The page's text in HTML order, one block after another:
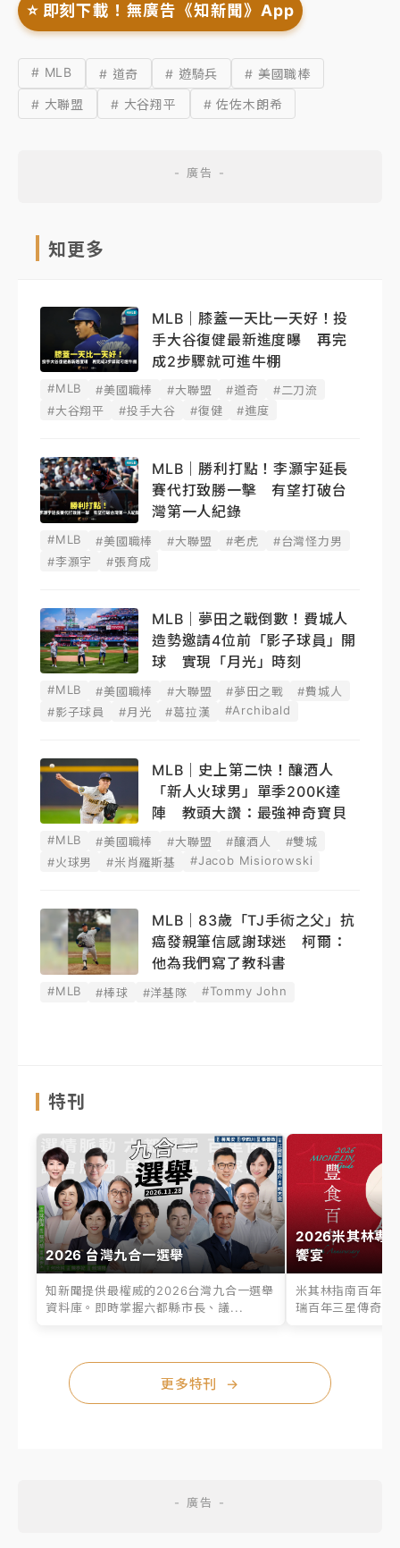
⭐️ 即刻下載！無廣告《知新聞》App
# MLB # 道奇 # 遊騎兵
# 美國職棒
# 大聯盟
# 大谷翔平 # 佐佐木朗希
知更多
MLB｜膝蓋一天比一天好！投
手大谷復健最新進度曝 再完
成2步驟就可進牛棚
#MLB #美國職棒 #大聯盟 #道奇
#二刀流
#大谷翔平
#投手大谷 #復健 #進度
MLB｜勝利打點！李灝宇延長
賽代打致勝一擊 有望打破台
灣第一人紀錄
#MLB #美國職棒 #大聯盟 #老虎
#台灣怪力男
#李灝宇
#張育成
MLB｜夢田之戰倒數！費城人
造勢邀請4位前「影子球員」開
球 實現「月光」時刻
#MLB #美國職棒 #大聯盟 #夢田之戰
#費城人
#影子球員
#月光 #葛拉漢 #Archibald
MLB｜史上第二快！釀酒人
「新人火球男」單季200K達
陣 教頭大讚：最強神奇寶貝
#MLB #美國職棒 #大聯盟 #釀酒人
#雙城
#火球男
#米肖羅斯基 #Jacob Misiorowski
MLB｜83歲「TJ手術之父」抗
癌發親筆信感謝球迷 柯爾：
他為我們寫了教科書
#MLB #棒球 #洋基隊 #Tommy John
特刊
2026 台灣九合一選舉
知新聞提供最權威的2026台灣九合一選舉
資料庫。即時掌握六都縣市長、議...
2026米其林專
饗宴
米其林指南百年之
瑞百年三星傳奇、
更多特刊 →